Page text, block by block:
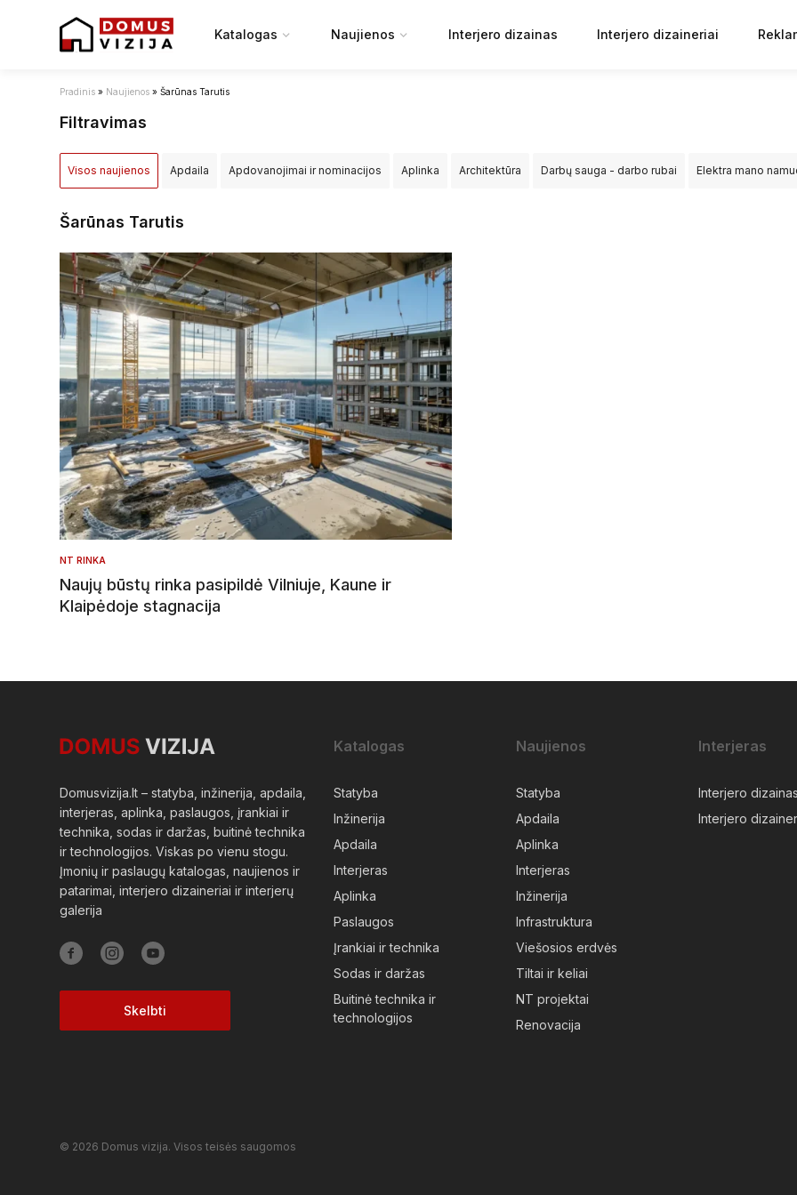
Katalogas Naujienos Interjero dizainas Interjero dizaineriai
Pradinis » Naujienos » Šarūnas Tarutis
Filtravimas
Visos naujienos Apdaila Apdovanojimai ir nominacijos Aplinka Architektūra Darbų sauga - darbo rubai Elektra mano
Šarūnas Tarutis
NT RINKA
Naujų būstų rinka pasipildė Vilniuje, Kaune ir
Klaipėdoje stagnacija
Domusvizija.lt – statyba, inžinerija, apdaila,
interjeras, aplinka, paslaugos, įrankiai ir
technika, sodas ir daržas, buitinė technika
ir technologijos. Viskas po vienu stogu.
Įmonių ir paslaugų katalogas, naujienos ir
patarimai, interjero dizaineriai ir interjerų
galerija
Skelbti
Katalogas
Statyba
Inžinerija
Apdaila
Interjeras
Aplinka
Paslaugos
Įrankiai ir technika
Sodas ir daržas
Buitinė technika ir
technologijos
Naujienos
Statyba
Apdaila
Aplinka
Interjeras
Inžinerija
Infrastruktura
Viešosios erdvės
Tiltai ir keliai
NT projektai
Renovacija
Interjeras
Interjero dizainas
Interjero
© 2026 Domus vizija. Visos teisės saugomos